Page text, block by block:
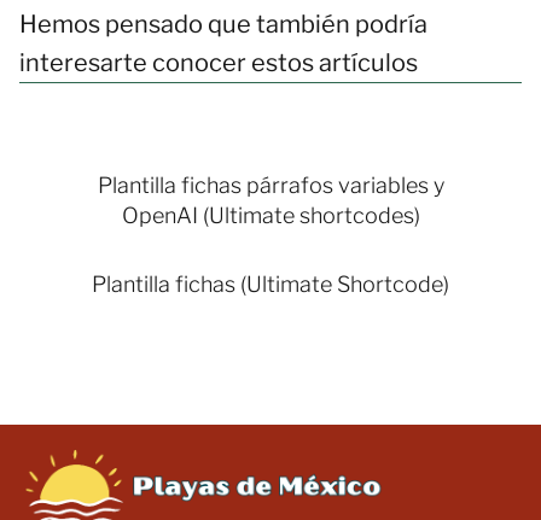
Hemos pensado que también podría
interesarte conocer estos artículos
Plantilla fichas párrafos variables y
OpenAI (Ultimate shortcodes)
Plantilla fichas (Ultimate Shortcode)